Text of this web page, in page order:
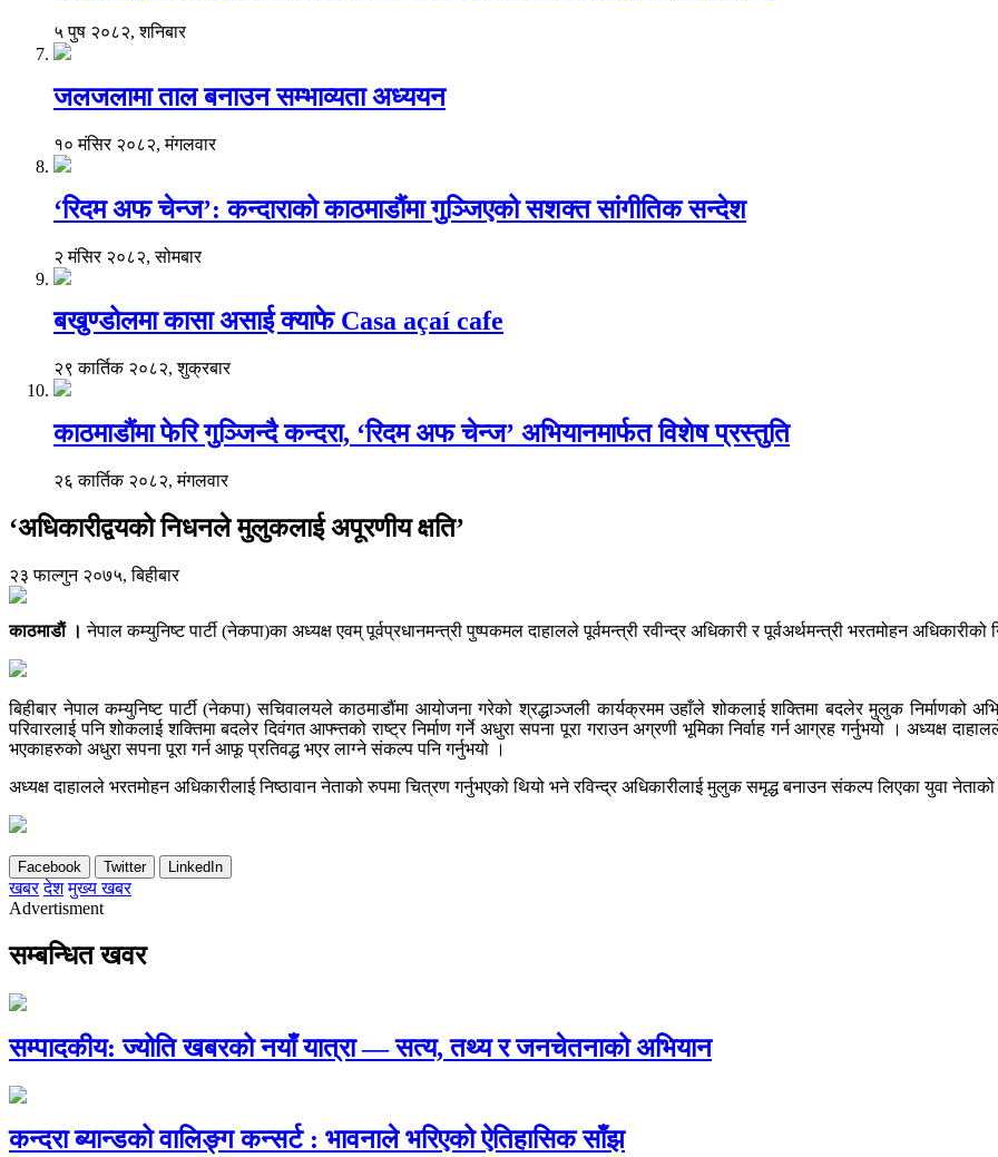
५ पुष २०८२, शनिबार
जलजलामा ताल बनाउन सम्भाव्यता अध्ययन
१० मंसिर २०८२, मंगलवार
‘रिदम अफ चेन्ज’: कन्दाराको काठमाडौंमा गुञ्जिएको सशक्त सांगीतिक सन्देश
२ मंसिर २०८२, सोमबार
बखुण्डोलमा कासा असाई क्याफे Casa açaí cafe
२९ कार्तिक २०८२, शुक्रबार
काठमाडौंमा फेरि गुञ्जिन्दै कन्दरा, ‘रिदम अफ चेन्ज’ अभियानमार्फत विशेष प्रस्तुति
२६ कार्तिक २०८२, मंगलवार
‘अधिकारीद्वयको निधनले मुलुकलाई अपूरणीय क्षति’
२३ फाल्गुन २०७५, बिहीबार
काठमाडाैं । नेपाल कम्युनिष्ट पार्टी (नेकपा)का अध्यक्ष एवम् पूर्वप्रधानमन्त्री पुष्पकमल दाहालले पूर्वमन्त्री रवीन्द्र अधिकारी र पूर्वअर्थमन्त्री भरतमोहन
बिहीबार नेपाल कम्युनिष्ट पार्टी (नेकपा) सचिवालयले काठमाडौंमा आयोजना गरेको श्रद्धाञ्जली कार्यक्रमम उहाँले शोकलाई शक्तिमा बदलेर मुलुक निर्माणको
परिवारलाई पनि शोकलाई शक्तिमा बदलेर दिवंगत आफ्न्तको राष्ट्र निर्माण गर्ने अधुरा सपना पूरा गराउन अग्रणी भूमिका निर्वाह गर्न आग्रह गर्नुभयो । अध्यक्ष
भएकाहरुको अधुरा सपना पूरा गर्न आफू प्रतिवद्ध भएर लाग्ने संकल्प पनि गर्नुभयो ।
अध्यक्ष दाहालले भरतमोहन अधिकारीलाई निष्ठावान नेताको रुपमा चित्रण गर्नुभएको थियो भने रविन्द्र अधिकारीलाई मुलुक समृद्ध बनाउन संकल्प लिएका युवा
Facebook Twitter LinkedIn
खबर देश मुख्य खबर
Advertisment
सम्बन्धित खवर
सम्पादकीय: ज्योति खबरको नयाँ यात्रा — सत्य, तथ्य र जनचेतनाको अभियान
कन्दरा ब्यान्डको वालिङ्ग कन्सर्ट : भावनाले भरिएको ऐतिहासिक साँझ